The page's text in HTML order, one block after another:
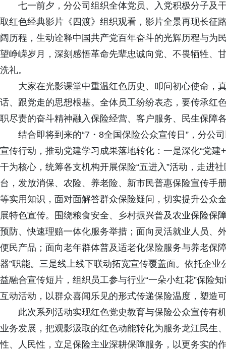
七一前夕，分公司组织全体党员、入党积极分子及
取红色经典影片《四渡》组织观看，影片全景再现长征
阔历程，生动诠释中国共产党百年奋斗的光辉历程与为
望峥嵘岁月，深刻感悟革命先辈忠诚向党、不畏牺牲、
洗礼。
大家在光影课堂中重温红色历史、叩问初心使命，
话、跟党走的思想根基。全体员工纷纷表态，要传承红
职尽责的奋斗精神融入保险经营、客户服务、民生保障
结合即将到来的“7・8全国保险公众宣传日”，分公
宣传行动，推动党建学习成果落地转化：一是深化“党
干为核心，统筹各支机构开展保险“五进入”活动，走进
台，发放消保、农险、养老险、新市民普惠保险宣传手
等实用知识，面对面解答群众保险疑问，切实提升公众
展特色宣传。围绕粮食安全、乡村振兴普及农业保险保
预防、快速理赔一体化服务举措；面向灵活就业人员、
便民产品；面向老年群体普及适老化保险服务与养老保
器”职能。三是线上线下联动拓宽宣传覆盖面。依托企
益融合宣传短片，组织员工参与行业“一朵小红花”保险
互动活动，以群众喜闻乐见的形式传递保险温度，塑造
此次系列活动实现红色党史教育与保险公众宣传有
业务发展，把观影汲取的红色动能转化为服务龙江民生
性、人民性，立足保险主业深耕保障服务，以更务实的